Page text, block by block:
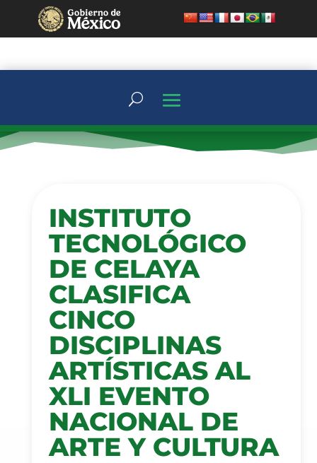
INSTITUTO
TECNOLÓGICO
DE CELAYA
CLASIFICA
CINCO
DISCIPLINAS
ARTÍSTICAS AL
XLI EVENTO
NACIONAL DE
ARTE Y CULTURA